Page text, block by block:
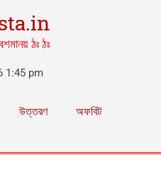
ঠঃ ঠঃ
1:45 pm
উত্তরণ অফবিট